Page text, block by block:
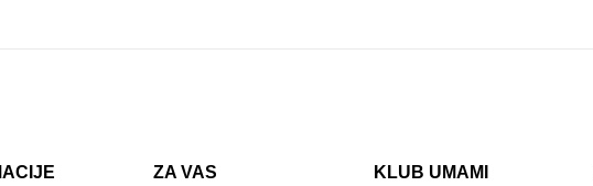
ZA VAS KLUB UMAMI